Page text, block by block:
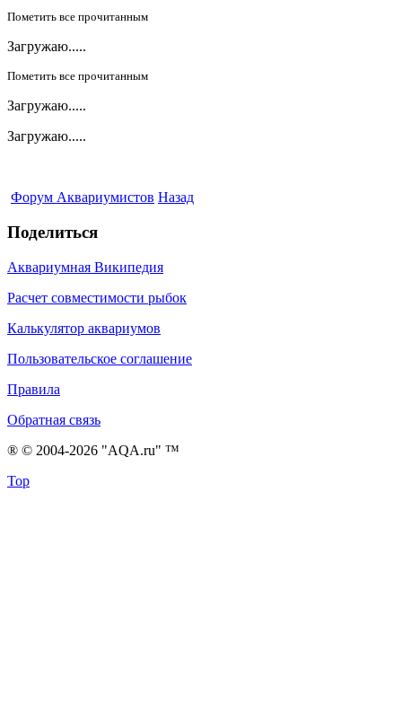
Пометить все прочитанным
Загружаю.....
Пометить все прочитанным
Загружаю.....
Загружаю.....
Форум Аквариумистов Назад
Поделиться
Аквариумная Википедия
Расчет совместимости рыбок
Калькулятор аквариумов
Пользовательское соглашение
Правила
Обратная связь
® © 2004-2026 "AQA.ru" ™
Top